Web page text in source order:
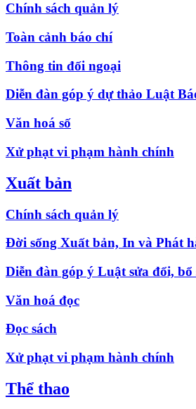
Chính sách quản lý
Toàn cảnh báo chí
Thông tin đối ngoại
Diễn đàn góp ý dự thảo Luật
Văn hoá số
Xử phạt vi phạm hành chính
Xuất bản
Chính sách quản lý
Đời sống Xuất bản, In và Phát
Diễn đàn góp ý Luật sửa đổi,
Văn hoá đọc
Đọc sách
Xử phạt vi phạm hành chính
Thể thao